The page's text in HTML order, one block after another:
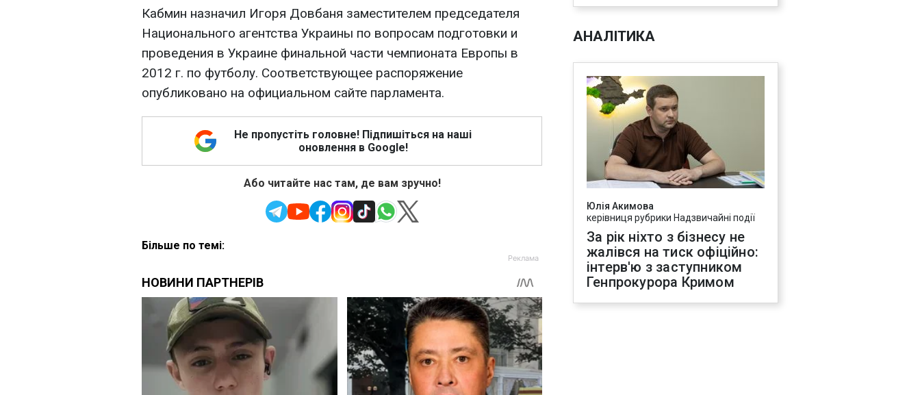
Кабмин назначил Игоря Довбаня заместителем председателя
Национального агентства Украины по вопросам подготовки и
проведения в Украине финальной части чемпионата Европы в
2012 г. по футболу. Соответствующее распоряжение
опубликовано на официальном сайте парламента.
Не пропустіть головне! Підпишіться на наші
оновлення в Google!
Або читайте нас там, де вам зручно!
Більше по темі:
АНАЛІТИКА
Юлія Акимова
керівниця рубрики Надзвичайні події
За рік ніхто з бізнесу не
жалівся на тиск офіційно:
інтерв'ю з заступником
Генпрокурора Кримом